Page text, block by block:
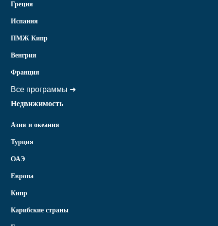
Греция
Испания
ПМЖ Кипр
Венгрия
Франция
Все программы ➜
Недвижимость
Азия и океания
Турция
ОАЭ
Европа
Кипр
Карибские страны